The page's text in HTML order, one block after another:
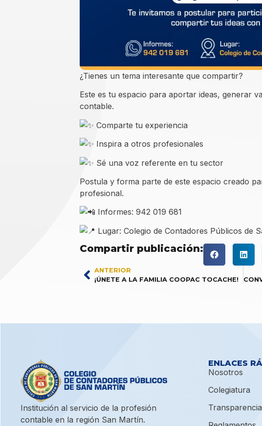
¿Tienes un tema interesante que compartir?
Este es tu espacio para aportar ideas, generar
contable.
Comparte tu experiencia
Inspira a otros profesionales
Sé una voz referente en tu sector
Postula y forma parte de este espacio creado
profesional.
Informes: 942 019 681
Lugar: Colegio de Contadores Públicos de
Compartir publicación:
ANTERIOR
¡ÚNETE A LA FAMILIA COOPAC TOCACHE!
Institución al servicio de la profesión
contable en la región San Martín.
ENLACES
Nosotros
Colegiatura
Transparencia